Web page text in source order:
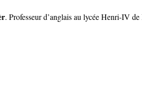
. Professeur d’anglais au lycée Henri-IV